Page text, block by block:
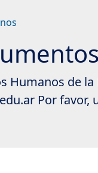
Humanos de
Por favor,